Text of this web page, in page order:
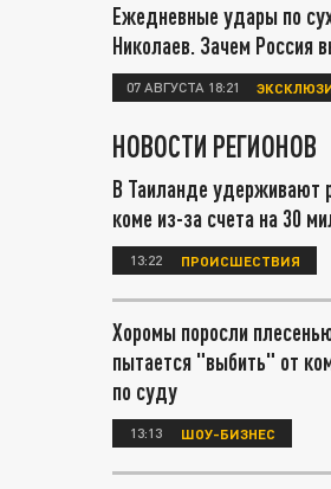
Ежедневные удары по
Николаев. Зачем Россия
07 АВГУСТА 18:21
НОВОСТИ РЕГИОНОВ
В Таиланде удерживают
коме из-за счета на 30
13:22 ПРОИСШЕСТВИЯ
Хоромы поросли
пытается "выбить" от
по суду
13:13 ШОУ-БИЗНЕС